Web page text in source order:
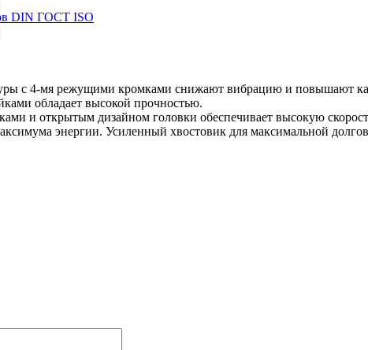
DIN ГОСТ ISO
с 4-мя режущими кромками снижают вибрацию и повышают
обладает высокой прочностью.
и открытым дизайном головки обеспечивает высокую
энергии. Усиленный хвостовик для максимальной